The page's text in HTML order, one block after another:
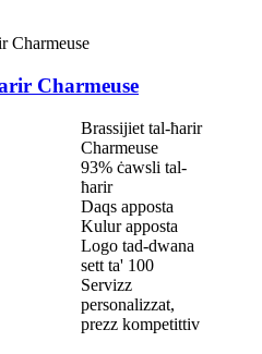
Charmeuse
Brassijiet tal-ħarir
Charmeuse
93% ċawsli tal-
ħarir
Daqs apposta
Kulur apposta
Logo tad-dwana
sett ta' 100
Servizz
personalizzat,
prezz kompetittiv